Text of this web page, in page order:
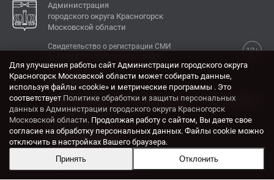
Администрация
городского округа Красногорск
Московской области
12+
Свидетельство о регистрации СМИ
КОНТАКТЫ
Адрес: 143404, Московская область, г. Красногорск,
ул. Ленина, дом 4.
Электронная почта:
krasrn@mosreg.ru
Разработка и поддержка сайта ADN
Для улучшения работы сайт Администрации городского округа
Красногорск Московской области может собирать данные,
используя файлы «cookie» и метрические программы . Это
соответствует Политике обработки и защиты персональных
данных в Администрации городского округа Красногорск
Московской области. Продолжая работу с сайтом, Вы даете свое
согласие на обработку персональных данных. Файлы cookie можно
отключить в настройках Вашего браузера.
Принять
Отклонить